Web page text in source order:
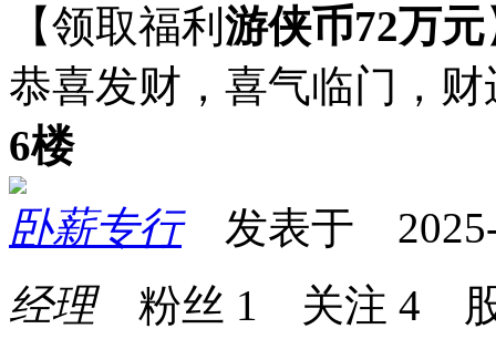
【领取福利 游侠币72万元
恭喜发财，喜气临门，财
6楼
卧薪专行发表于 2025-
经理粉丝 1 关注 4